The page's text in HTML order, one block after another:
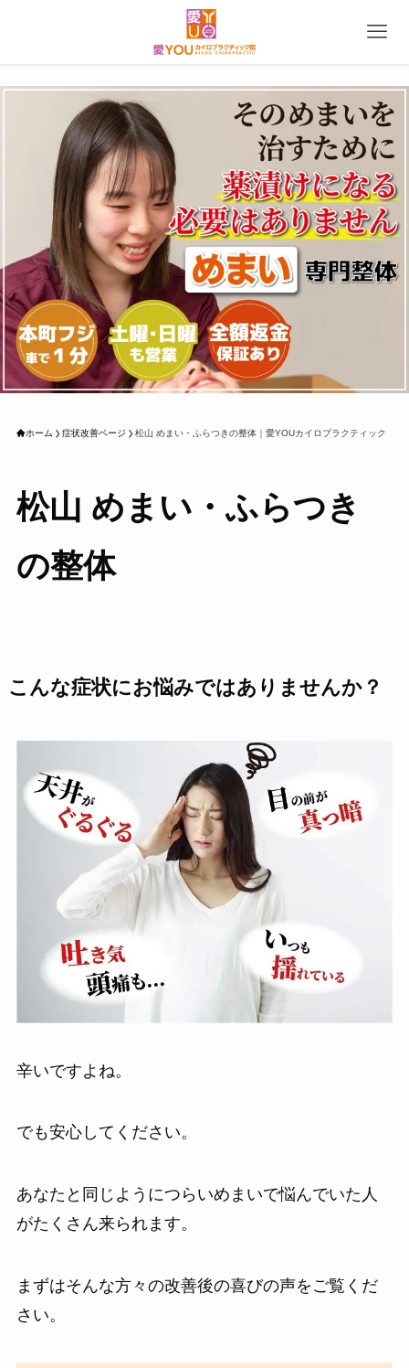
ホーム 症状改善ページ 松山 めまい・ふらつきの整体｜愛YOUカイロプラクティック
松山 めまい・ふらつき
の整体
こんな症状にお悩みではありませんか？
辛いですよね。
でも安心してください。
あなたと同じようにつらいめまいで悩んでいた人
がたくさん来られます。
まずはそんな方々の改善後の喜びの声をご覧くだ
さい。